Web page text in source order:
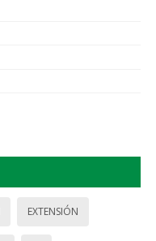
EXTENSIÓN